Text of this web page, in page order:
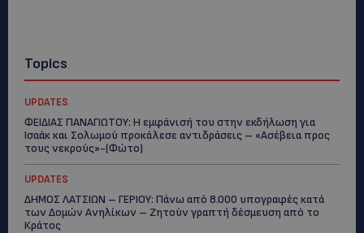
Topics
UPDATES
ΦΕΙΔΙΑΣ ΠΑΝΑΓΙΩΤΟΥ: Η εμφάνισή του στην εκδήλωση για
Ισαάκ και Σολωμού προκάλεσε αντιδράσεις – «Ασέβεια προς
τους νεκρούς»-(Φώτο)
UPDATES
ΔΗΜΟΣ ΛΑΤΣΙΩΝ – ΓΕΡΙΟΥ: Πάνω από 8.000 υπογραφές κατά
των Δομών Ανηλίκων – Ζητούν γραπτή δέσμευση από το
Κράτος